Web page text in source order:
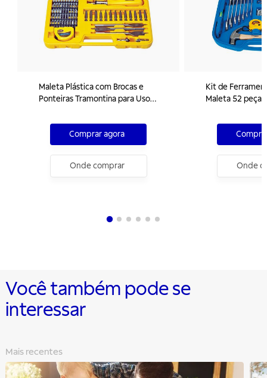
Maleta Plástica com Brocas e
Ponteiras Tramontina para Uso
Comprar agora
Onde comprar
Kit de
Maleta 52 peças
Onde
Você também pode se
interessar
Mais recentes